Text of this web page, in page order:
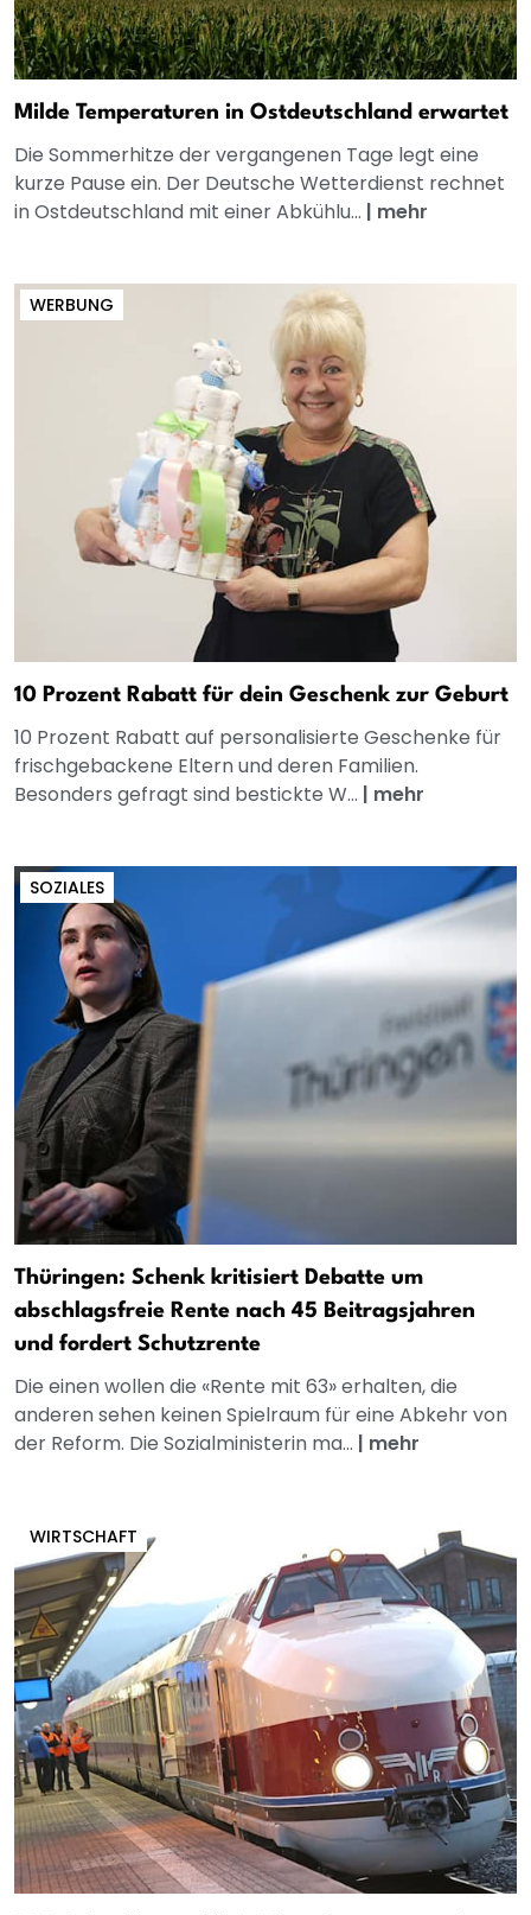
Milde Temperaturen in Ostdeutschland erwartet
Die Sommerhitze der vergangenen Tage legt eine
kurze Pause ein. Der Deutsche Wetterdienst rechnet
in Ostdeutschland mit einer Abkühlu... | mehr
WERBUNG
10 Prozent Rabatt für dein Geschenk zur Geburt
10 Prozent Rabatt auf personalisierte Geschenke für
frischgebackene Eltern und deren Familien.
Besonders gefragt sind bestickte W... | mehr
SOZIALES
Thüringen: Schenk kritisiert Debatte um
abschlagsfreie Rente nach 45 Beitragsjahren
und fordert Schutzrente
Die einen wollen die «Rente mit 63» erhalten, die
anderen sehen keinen Spielraum für eine Abkehr von
der Reform. Die Sozialministerin ma... | mehr
WIRTSCHAFT